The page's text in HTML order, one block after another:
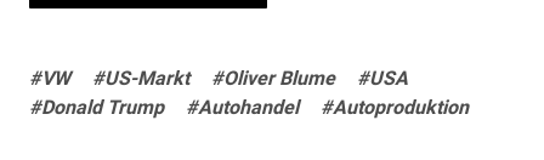
#VW #US-Markt #Oliver Blume
#USA
#Donald Trump
#Autohandel #Autoproduktion